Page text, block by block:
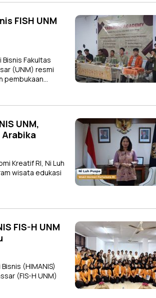
FISH UNM
Bisnis Fakultas
(UNM) resmi
pembukaan…
UNM,
Kreatif RI, Ni Luh
wisata edukasi
FIS-H UNM
(HIMANIS)
(FIS-H UNM)